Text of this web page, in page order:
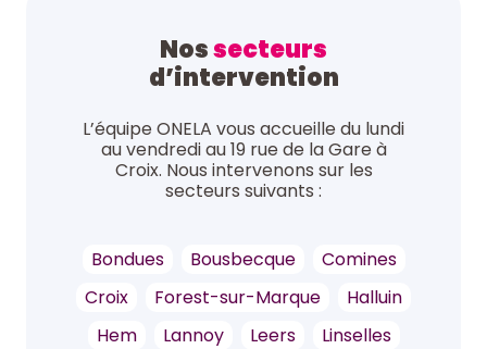
Nossecteurs
d’intervention
L’équipe ONELA vous accueille du lundi
au vendredi au 19 rue de la Gare à
Croix. Nous intervenons sur les
secteurs suivants :
Bondues Bousbecque
Comines
Croix
Forest-sur-Marque
Halluin
Hem
Lannoy Leers
Linselles